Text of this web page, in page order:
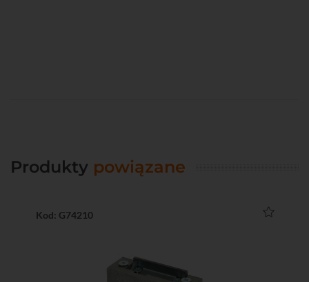
Produkty powiązane
Kod: G74210